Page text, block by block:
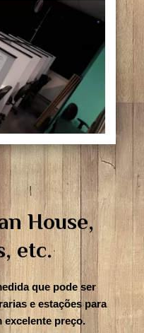
House,
etc.
que pode ser
e estações para
excelente preço.